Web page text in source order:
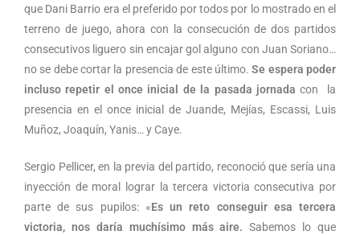
que Dani Barrio era el preferido por todos por lo mostrado en el
terreno de juego, ahora con la consecución de dos partidos
consecutivos liguero sin encajar gol alguno con Juan Soriano…
no se debe cortar la presencia de este último.Se espera poder
incluso repetir el once inicial de la pasada jornada con la
presencia en el once inicial de Juande, Mejías, Escassi, Luis
Muñoz, Joaquín, Yanis… y Caye.
Sergio Pellicer, en la previa del partido, reconoció que sería una
inyección de moral lograr la tercera victoria consecutiva por
parte de sus pupilos: «Es un reto conseguir esa tercera
victoria, nos daría muchísimo más aire.Sabemos lo que